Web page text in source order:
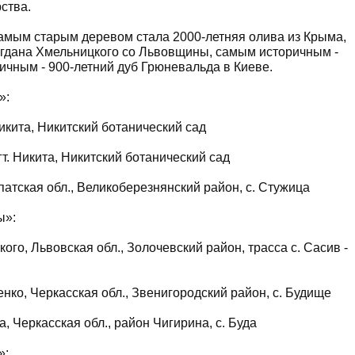
старым деревом стала 2000-летняя олива из Крыма,
Хмельницкого со Львовщины, самым историчным -
- 900-летний дуб Грюневальда в Киеве.
Никитский ботанический сад
Никита, Никитский ботанический сад
обл., Великоберезнянский район, с. Стужица
Львовская обл., Золочевский район, трасса с. Сасив -
Черкасская обл., Звенигородский район, с. Будище
Черкасская обл., район Чигирина, с. Буда